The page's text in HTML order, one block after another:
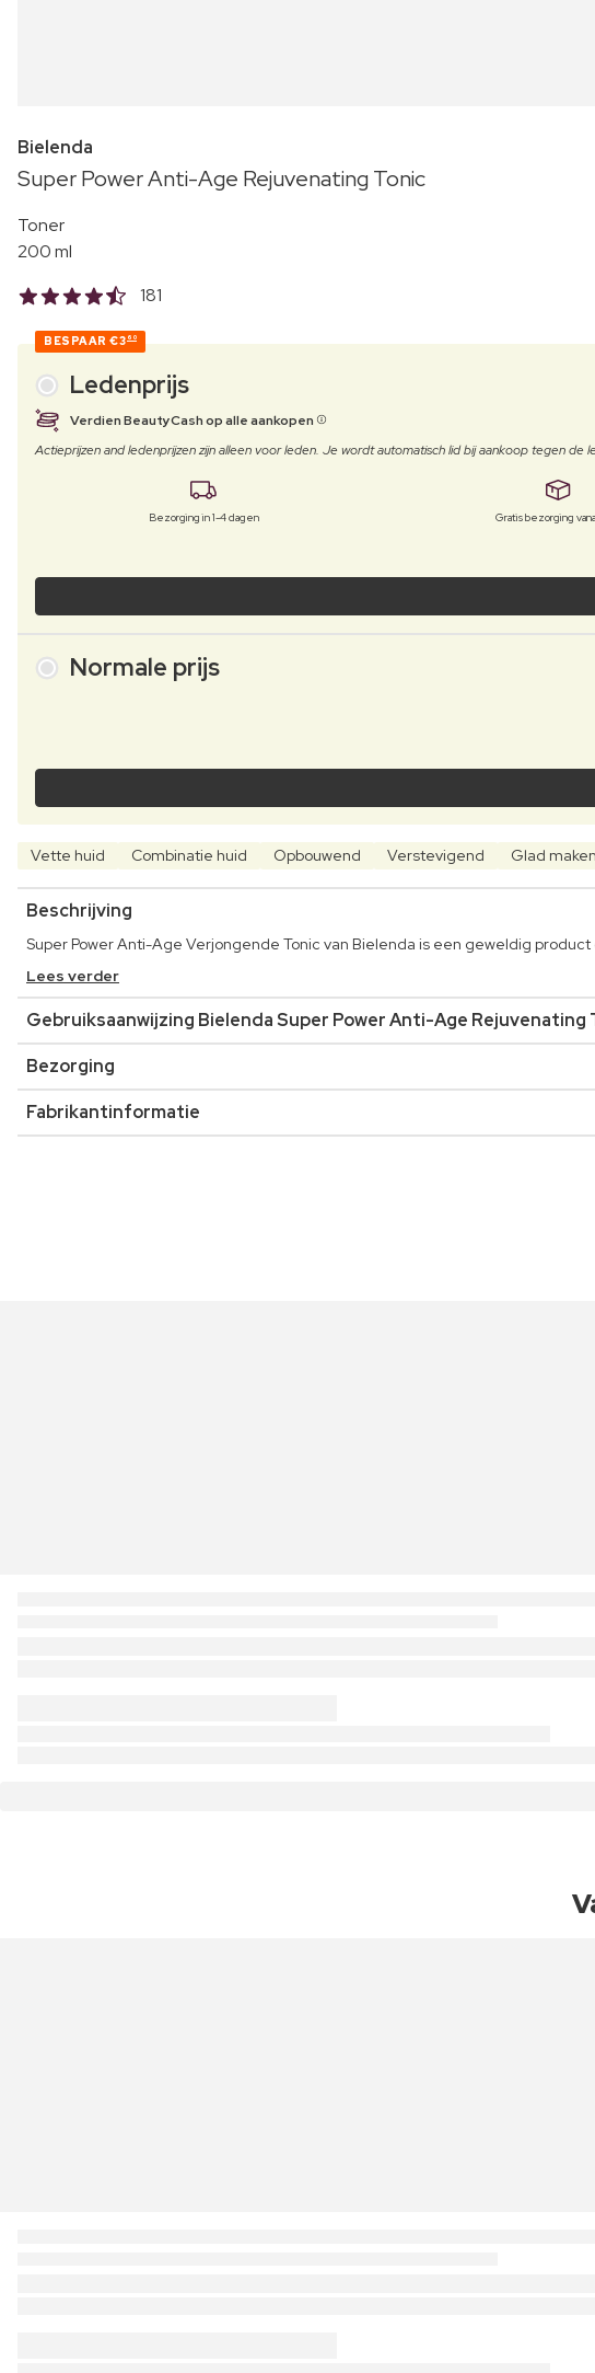
Bielenda
Super Power Anti-Age Rejuvenating Tonic
Toner
200 ml
181
BESPAAR €3 60
Ledenprijs
Verdien BeautyCash op alle aankopen
Actieprijzen and ledenprijzen zijn alleen voor leden. Je wordt automatisch lid bij aankoop tegen de
Bezorging in 1-4 dagen Gratis bezorging
Normale prijs
Vette huid Combinatie huid Opbouwend Verstevigend Glad
Beschrijving
Super Power Anti-Age Verjongende Tonic van Bielenda is een geweldig
Lees verder
Gebruiksaanwijzing Bielenda Super Power Anti-Age Rejuvenating
Bezorging
Fabrikantinformatie